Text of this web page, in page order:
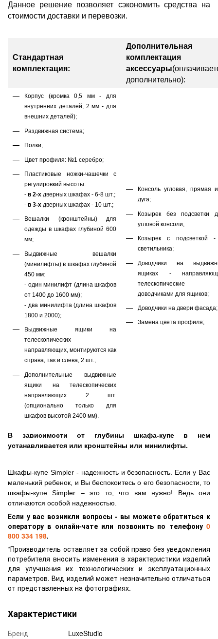
Данное решение позволяет сэкономить средства на
стоимости доставки и перевозки.
Стандартная
комплектация:
Дополнительная
комплектация
аксессуары
дополнительно):
Корпус (кромка 0,5 мм - для
внутренних деталей, 2 мм - для
внешних деталей);
Раздвижная система;
Полки;
Цвет профиля: №1 серебро;
Пластиковые ножки-чашечки с
регулировкий высоты:
- в 2-х дверных шкафах - 6-8 шт.;
- в 3-х дверных шкафах - 10 шт.;
Вешалки (кронштейны) для
одежды в шкафах глубиной 600
мм;
Выдвижные вешалки
(минилифты) в шкафах глубиной
450 мм:
- один минилифт (длина шкафов
от 1400 до 1600 мм);
- два минилифта (длина шкафов
1800 и 2000);
Выдвижные ящики на
телескопических
направляющих, монтируются как
справа, так и слева, 2 шт.;
Дополнительные выдвижные
ящики на телескопических
направляющих 2 шт.
(опционально только для
шкафов высотой 2400 мм).
Консоль угловая, прямая
дуга;
Козырек без подсветки
угловой консоли;
Козырек с подсветкой
светильника;
Доводчики на
ящиках -
телескопические
доводчиками для ящиков;
Доводчики на двери фасада;
Замена цвета профиля;
В зависимости от глубины шкафа-купе в нем
устанавливается или кронштейны или минилифты.
Шкафы-купе Simpler - надежность и безопасность. Если у Вас
маленький ребенок, и Вы беспокоитесь о его безопасности, то
шкафы-купе Simpler – это то, что вам нужно! Ведь они
отличаются особой надежностью.
Если у вас возникли вопросы - вы можете обратиться к
оператору в онлайн-чате или позвонить по телефону 0
800 334 198.
*Производитель оставляет за собой право без уведомления
потребителя вносить изменения в характеристики изделий
для улучшения их технологических и эксплуатационных
параметров. Вид изделий может незначительно отличаться
от представленных на фотографиях.
Характеристики
Бренд
LuxeStudio